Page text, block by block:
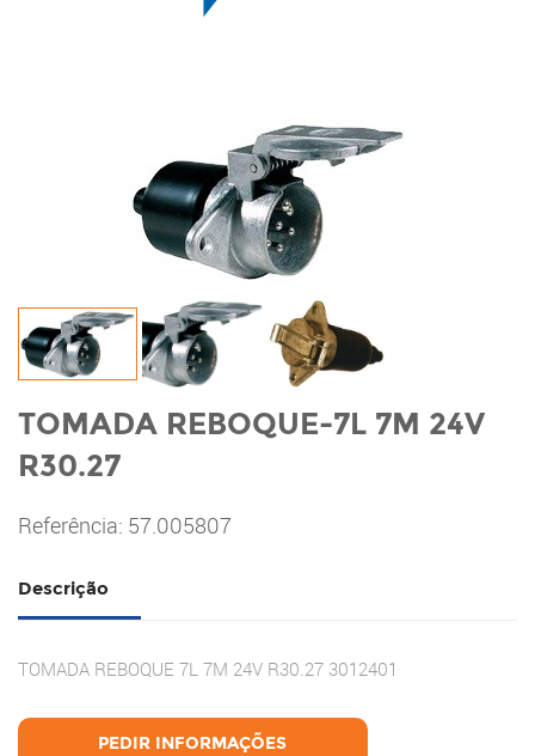
TOMADA REBOQUE-7L 7M 24V
R30.27
Referência: 57.005807
Descrição
TOMADA REBOQUE 7L 7M 24V R30.27 3012401
PEDIR INFORMAÇÕES